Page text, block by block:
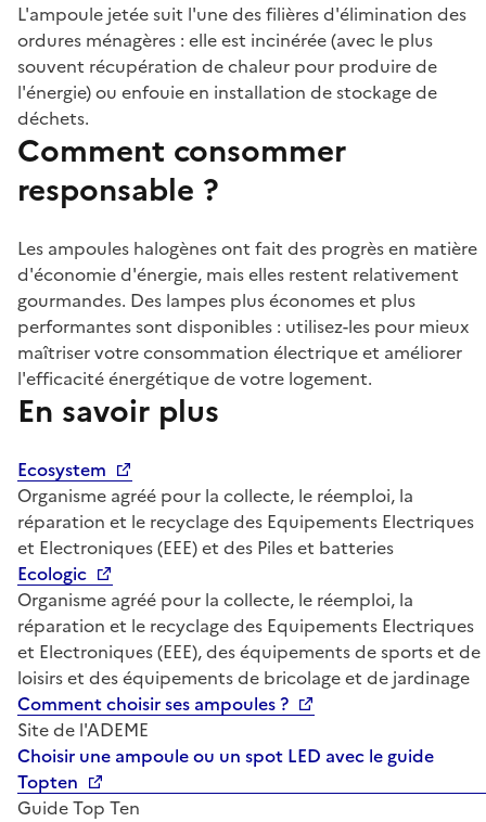
L'ampoule jetée suit l'une des filières d'élimination des
ordures ménagères : elle est incinérée (avec le plus
souvent récupération de chaleur pour produire de
l'énergie) ou enfouie en installation de stockage de
déchets.
Comment consommer
responsable ?
Les ampoules halogènes ont fait des progrès en matière
d'économie d'énergie, mais elles restent relativement
gourmandes. Des lampes plus économes et plus
performantes sont disponibles : utilisez-les pour mieux
maîtriser votre consommation électrique et améliorer
l'efficacité énergétique de votre logement.
En savoir plus
Ecosystem
Organisme agréé pour la collecte, le réemploi, la
réparation et le recyclage des Equipements Electriques
et Electroniques (EEE) et des Piles et batteries
Ecologic
Organisme agréé pour la collecte, le réemploi, la
réparation et le recyclage des Equipements Electriques
et Electroniques (EEE), des équipements de sports et de
loisirs et des équipements de bricolage et de jardinage
Comment choisir ses ampoules ?
Site de l'ADEME
Choisir une ampoule ou un spot LED avec le guide
Topten
Guide Top Ten